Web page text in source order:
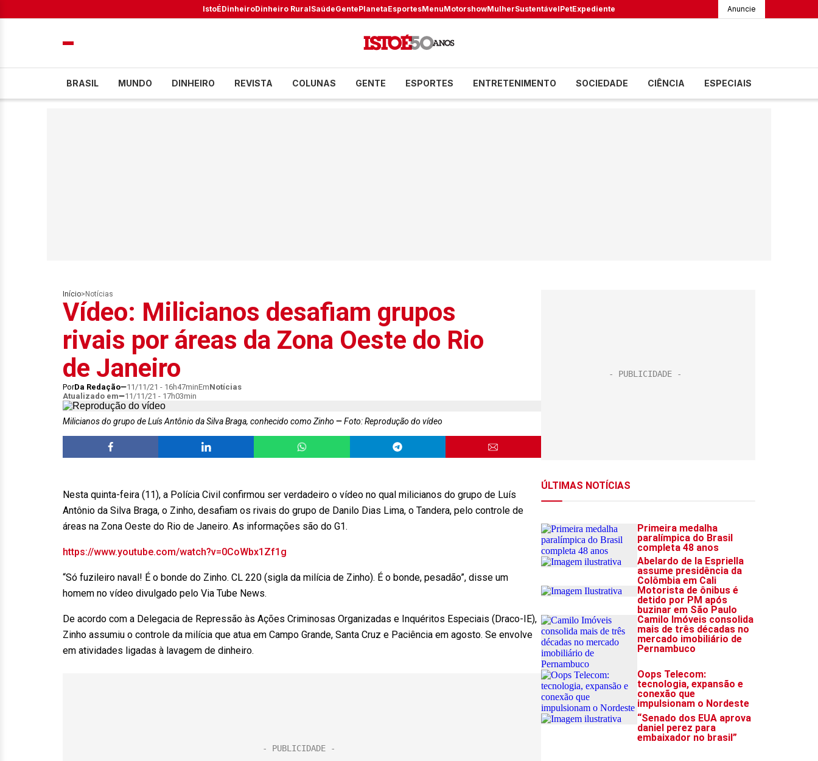
IstoÉDinheiroDinheiro RuralSaúdeGentePlanetaEsportesMenuMotorshowMulherSustentávelPetExpediente Anuncie
BRASIL MUNDO DINHEIRO REVISTA COLUNAS GENTE ESPORTES ENTRETENIMENTO SOCIEDADE CIÊNCIA ESPECIAIS
Início> Notícias
Vídeo: Milicianos desafiam grupos
rivais por áreas da Zona Oeste do Rio
de Janeiro
PorDa Redação 11/11/21 - 16h47minEmNotícias
Atualizado em
11/11/21 - 17h03min
Milicianos do grupo de Luís Antônio da Silva Braga, conhecido como Zinho Foto: Reprodução do vídeo
Nesta quinta-feira (11), a Polícia Civil confirmou ser verdadeiro o vídeo no qual milicianos do grupo de Luís
Antônio da Silva Braga, o Zinho, desafiam os rivais do grupo de Danilo Dias Lima, o Tandera, pelo controle de
áreas na Zona Oeste do Rio de Janeiro. As informações são do G1.
https://www.youtube.com/watch?v=0CoWbx1Zf1g
“Só fuzileiro naval! É o bonde do Zinho. CL 220 (sigla da milícia de Zinho). É o bonde, pesadão”, disse um
homem no vídeo divulgado pelo Via Tube News.
De acordo com a Delegacia de Repressão às Ações Criminosas Organizadas e Inquéritos Especiais (Draco-IE),
Zinho assumiu o controle da milícia que atua em Campo Grande, Santa Cruz e Paciência em agosto. Se envolve
em atividades ligadas à lavagem de dinheiro.